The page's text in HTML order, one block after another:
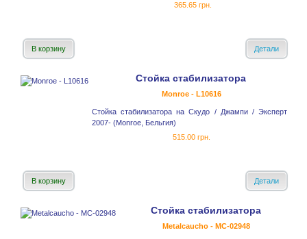
365.65 грн.
В корзину Детали
Стойка стабилизатора
Monroe - L10616
Стойка стабилизатора на Скудо / Джампи / Эксперт
2007- (Monroe, Бельгия)
515.00 грн.
В корзину Детали
Стойка стабилизатора
Metalcaucho - MC-02948